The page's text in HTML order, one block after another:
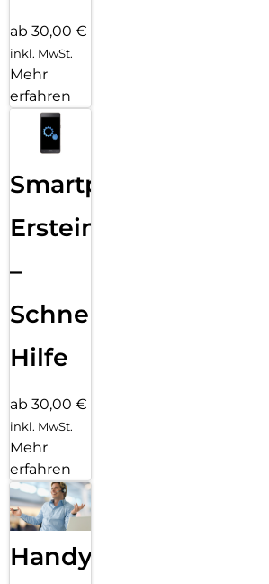
ab 30,00 €
inkl. MwSt.
Mehr
erfahren
Smartphone
Ersteinrichtung
–
Schnelle
Hilfe
ab 30,00 €
inkl. MwSt.
Mehr
erfahren
Handy